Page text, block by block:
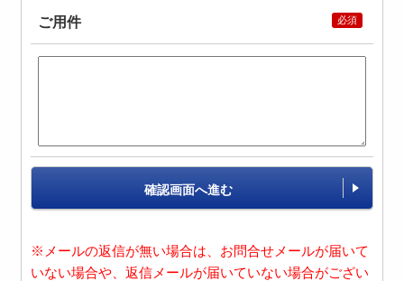
ご用件
確認画面へ進む
※メールの返信が無い場合は、お問合せメールが届いて
いない場合や、返信メールが届いていない場合がござい